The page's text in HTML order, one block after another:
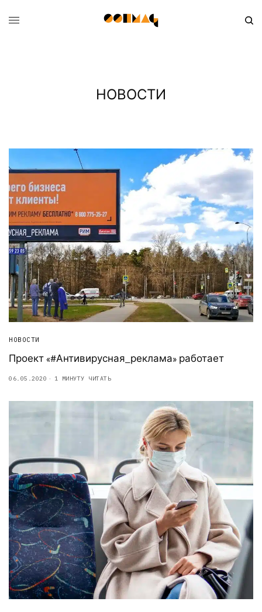
НОВОСТИ
НОВОСТИ
Проект «#Антивирусная_реклама» работает
06.05.2020 1 МИНУТУ ЧИТАТЬ